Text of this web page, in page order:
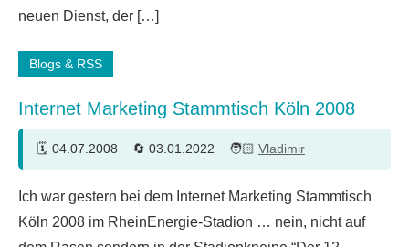
neuen Dienst, der […]
Blogs & RSS
Internet Marketing Stammtisch Köln 2008
04.07.2008 03.01.2022 Vladimir
Kommentare
Ich war gestern bei dem Internet Marketing Stammtisch
Köln 2008 im RheinEnergie-Stadion … nein, nicht auf